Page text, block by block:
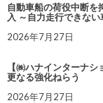
自動車船の荷役中断を
入 ～自力走行できな
2026年7月27日
【㈱ハナインターナ
更なる強化ねらう
2026年7月27日